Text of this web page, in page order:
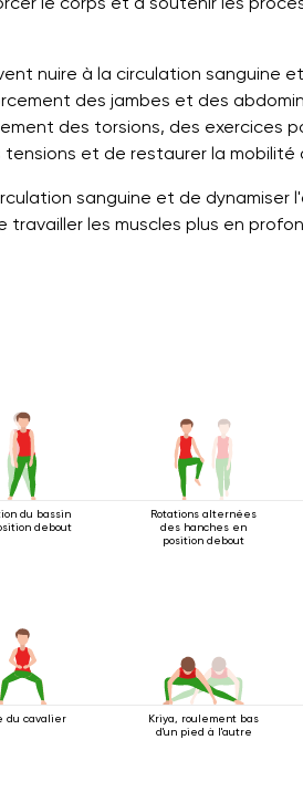
nuire à la circulation sanguine
des jambes et des
des torsions, des exercices
et de restaurer la mobilité
sanguine et de dynamiser
les muscles plus en
du bassin
debout
Rotations alternées
des hanches en
position debout
du cavalier
Kriya, roulement bas
d'un pied à l'autre